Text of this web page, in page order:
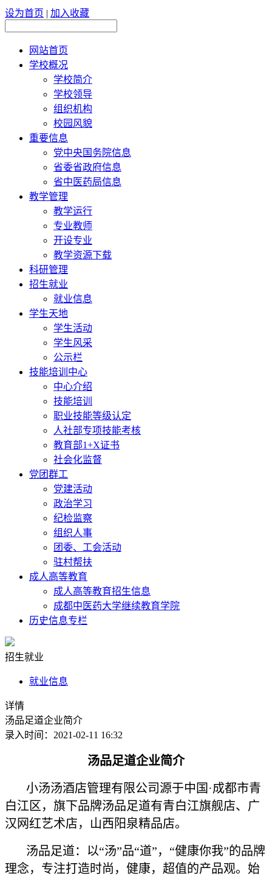
设为首页 | 加入收藏
网站首页
学校概况
学校简介
学校领导
组织机构
校园风貌
重要信息
党中央国务院信息
省委省政府信息
省中医药局信息
教学管理
教学运行
专业教师
开设专业
教学资源下载
科研管理
招生就业
就业信息
学生天地
学生活动
学生风采
公示栏
技能培训中心
中心介绍
技能培训
职业技能等级认定
人社部专项技能考核
教育部1+X证书
社会化监督
党团群工
党建活动
政治学习
纪检监察
组织人事
团委、工会活动
驻村帮扶
成人高等教育
成人高等教育招生信息
成都中医药大学继续教育学院
历史信息专栏
招生就业
就业信息
详情
汤品足道企业简介
录入时间：2021-02-11 16:32
汤品足道企业简介
小汤汤酒店管理有限公司源于中国·成都市青
白江区，旗下品牌汤品足道有青白江旗舰店、广
汉网红艺术店，山西阳泉精品店。
汤品足道：以“汤”品“道”，“健康你我”的品牌
理念，专注打造时尚，健康，超值的产品观。始